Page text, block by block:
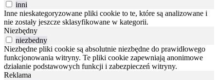
inni
Inne nieskategoryzowane pliki cookie to te, które są analizowane i
nie zostały jeszcze sklasyfikowane w kategorii.
Niezbędny
niezbedny
Niezbędne pliki cookie są absolutnie niezbędne do prawidłowego
funkcjonowania witryny. Te pliki cookie zapewniają anonimowe
działanie podstawowych funkcji i zabezpieczeń witryny.
Reklama